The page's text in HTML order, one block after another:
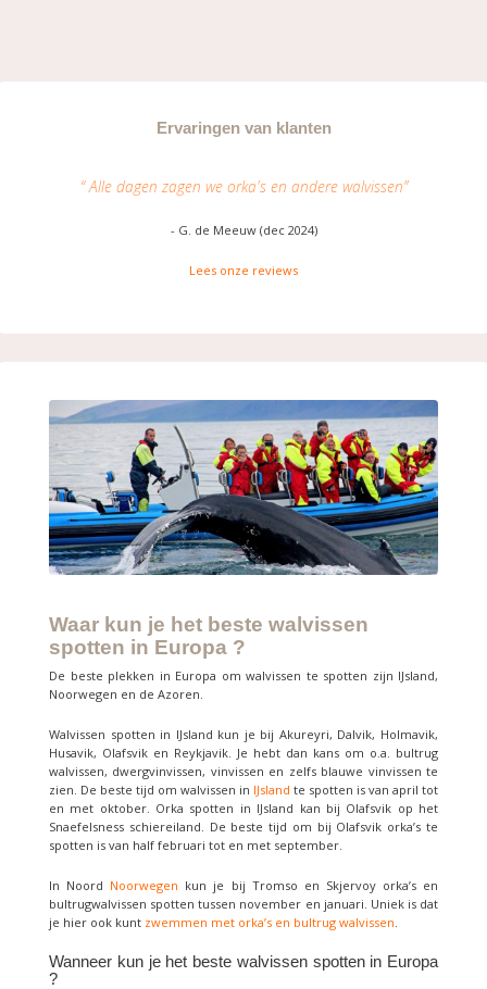
Ervaringen van klanten
“ Alle dagen zagen we orka's en andere walvissen”
- G. de Meeuw (dec 2024)
Lees onze reviews
Waar kun je het beste walvissen
spotten in Europa ?
De beste plekken in Europa om walvissen te spotten zijn IJsland,
Noorwegen en de Azoren.
Walvissen spotten in IJsland kun je bij Akureyri, Dalvik, Holmavik,
Husavik, Olafsvik en Reykjavik. Je hebt dan kans om o.a. bultrug
walvissen, dwergvinvissen, vinvissen en zelfs blauwe vinvissen te
zien. De beste tijd om walvissen in IJsland te spotten is van april tot
en met oktober. Orka spotten in IJsland kan bij Olafsvik op het
Snaefelsness schiereiland. De beste tijd om bij Olafsvik orka’s te
spotten is van half februari tot en met september.
In Noord Noorwegen kun je bij Tromso en Skjervoy orka’s en
bultrugwalvissen spotten tussen november en januari. Uniek is dat
je hier ook kunt zwemmen met orka’s en bultrug walvissen
Wanneer kun je het beste walvissen spotten in Europa
?